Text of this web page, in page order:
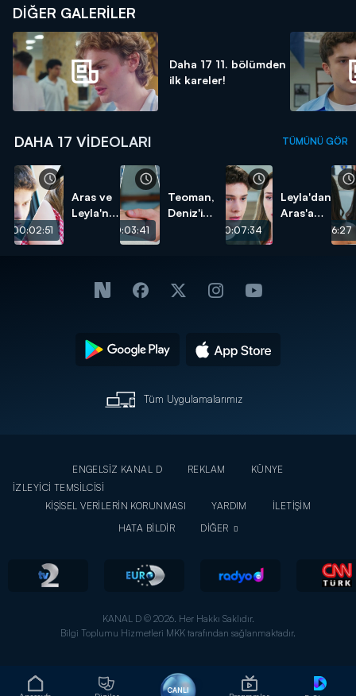
CANLI
DİĞER GALERİLER
Daha 17 11. bölümden
ilk kareler!
DAHA 17 VIDEOLARI TÜMÜNÜ GÖR
00:02:51
Aras ve
Leyla'nın
00:03:41
Teoman,
Deniz'i
00:07:34
Leyla'dan
Aras'a
00:06:27
Tüm Uygulamalarımız
ENGELSİZ KANAL D REKLAM
KÜNYE
İZLEYİCİ TEMSİLCİSİ
KİŞİSEL VERİLERİN KORUNMASI
YARDIM
İLETİŞİM
HATA BİLDİR
DİĞER
KANAL D © 2026. Her Hakkı Saklıdır.
Bilgi Toplumu Hizmetleri MKK tarafından sağlanmaktadır.